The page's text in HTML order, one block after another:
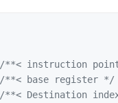
/**< instruction
/**< base register */
/**< Destination